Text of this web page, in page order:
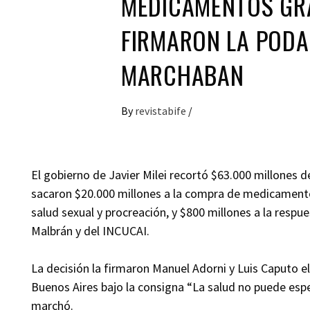
FIRMARON LA
MARCHABAN
By revistabife /
El gobierno de Javier Milei recortó $63.000 millones
sacaron $20.000 millones a la compra de
salud sexual y procreación, y $800 millones a la
Malbrán y del INCUCAI.
La decisión la firmaron Manuel Adorni y Luis Caputo
Buenos Aires bajo la consigna “La salud no puede
marchó.